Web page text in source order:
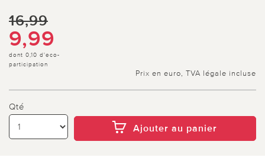
16,99
9,99
dont 0,10 d'eco-
participation
Prix en euro, TVA légale incluse
Qté
Ajouter au panier